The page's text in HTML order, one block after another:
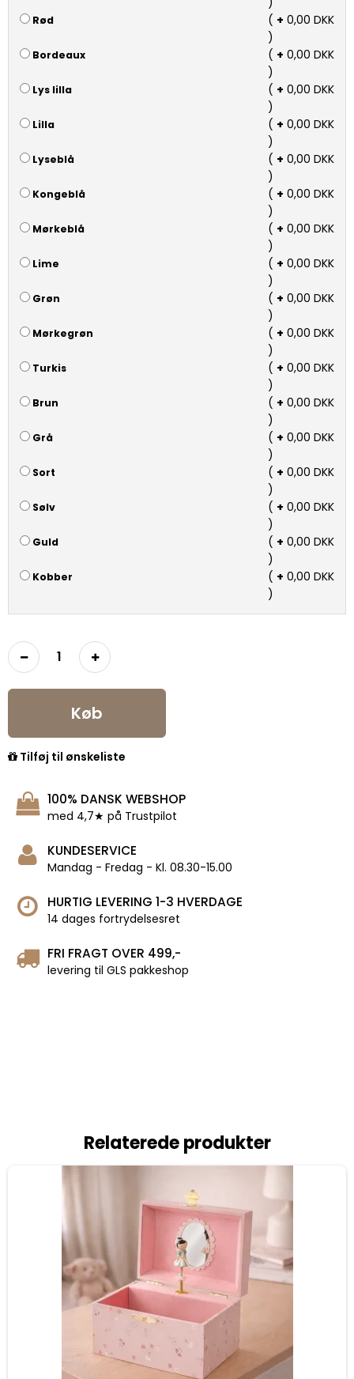
Rød ( + 0,00 DKK
)
Bordeaux ( + 0,00 DKK
)
Lys lilla ( + 0,00 DKK
)
Lilla ( + 0,00 DKK
)
Lyseblå ( + 0,00 DKK
)
Kongeblå ( + 0,00 DKK
)
Mørkeblå ( + 0,00 DKK
)
Lime ( + 0,00 DKK
)
Grøn ( + 0,00 DKK
)
Mørkegrøn ( + 0,00 DKK
)
Turkis ( + 0,00 DKK
)
Brun ( + 0,00 DKK
)
Grå ( + 0,00 DKK
)
Sort ( + 0,00 DKK
)
Sølv ( + 0,00 DKK
)
Guld ( + 0,00 DKK
)
Kobber ( + 0,00 DKK
)
Køb
Tilføj til ønskeliste
FRI FRAGT OVER 499,-
levering til GLS pakkeshop
HURTIG LEVERING 1-3 HVERDAGE
14 dages fortrydelsesret
KUNDESERVICE
Mandag - Fredag - Kl. 08.30-15.00
100% DANSK WEBSHOP
med 4,7★ på Trustpilot
Relaterede produkter